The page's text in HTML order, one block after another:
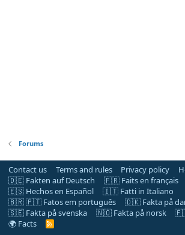
Forums
Contact us Terms and rules Privacy policy
🇩🇪 Fakten auf Deutsch
🇫🇷 Faits en français
🇪🇸 Hechos en Español
🇮🇹 Fatti in Italiano
🇧🇷 🇵🇹 Fatos em português
🇩🇰 Fakta på
🇸🇪 Fakta på svenska
🇳🇴 Fakta på norsk
🌍 Facts
R